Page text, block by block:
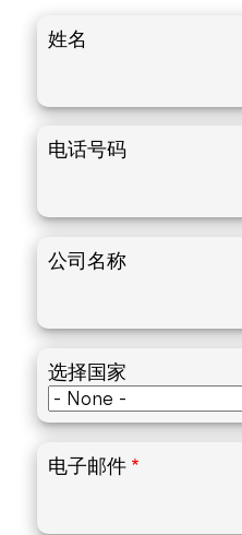
姓名
电话号码
公司名称
选择国家
电子邮件